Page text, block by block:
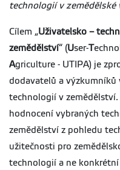
technologií v zemědělské
Cílem „Uživatelsko –
zemědělství“ (User-T
Agriculture - UTIPA) je
dodavatelů a
technologií v
hodnocení vybraných
zemědělství z pohledu
užitečnosti pro
technologií a ne